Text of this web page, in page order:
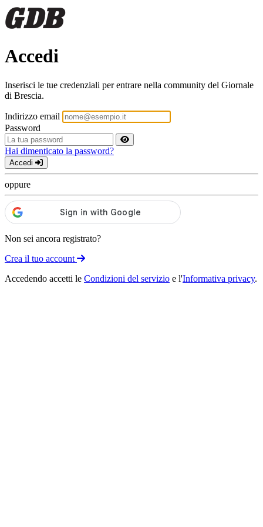
Accedi
Inserisci le tue credenziali per entrare nella community del Giornale
di Brescia.
Indirizzo email
Password
Hai dimenticato la password?
Accedi
oppure
Non sei ancora registrato?
Crea il tuo account
Accedendo accetti le Condizioni del servizio e l'Informativa privacy.